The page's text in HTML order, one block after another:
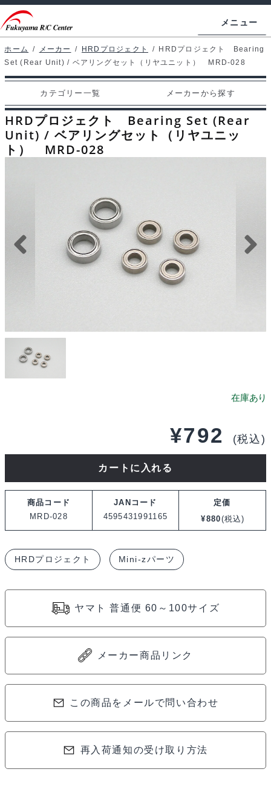
ビ
ゲ
ー
シ
ン
へ
ン
テ
ン
ツ
ス
キ
メニュー
ホームページ
マイアカウント
カート
支払い
お問い合わせ
ホーム / メーカー / HRDプロジェクト / HRDプロジェクト Bearing
Set (Rear Unit) / ベアリングセット（リヤユニット） MRD-028
カテゴリー一覧 メーカーから探す
HRDプロジェクト Bearing Set (Rear
Unit) / ベアリングセット（リヤユニッ
ト） MRD-028
¥792 (税込)
ェ
ク
ト
ア
グ
ッ
カートに入れる
商品コード
MRD-028
JANコード
4595431991165
定価
¥880(税込)
HRDプロジェクト Mini-zパーツ
ヤマト 普通便 60～100サイズ
メーカー商品リンク
この商品をメールで問い合わせ
再入荷通知の受け取り方法